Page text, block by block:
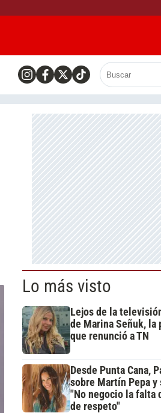
Lo más visto
Lejos de la
de Marina Señuk, la
que renunció a TN
Desde Punta Cana,
sobre Martín Pepa y
"No negocio la falta
de respeto"